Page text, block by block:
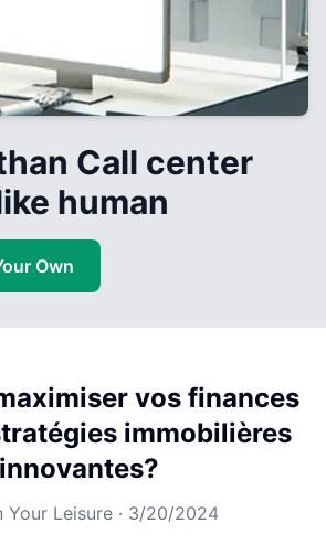
Call center
human
Own
vos finances
immobilières
innovantes?
Your Leisure· 3/20/2024